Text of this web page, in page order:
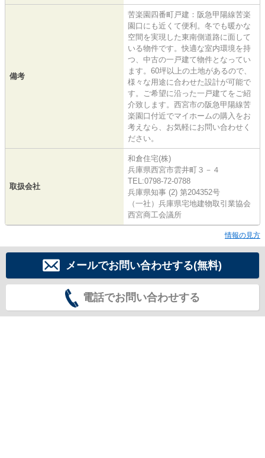
備考
苦楽園四番町戸建：阪急甲陽線苦楽
園口にも近くて便利。冬でも暖かな
空間を実現した東南側道路に面して
いる物件です。快適な室内環境を持
つ、中古の一戸建て物件となってい
ます。60坪以上の土地があるので、
様々な用途に合わせた設計が可能で
す。ご希望に沿った一戸建てをご紹
介致します。西宮市の阪急甲陽線苦
楽園口付近でマイホームの購入をお
考えなら、お気軽にお問い合わせく
ださい。
取扱会社
和倉住宅(株)
兵庫県西宮市雲井町３－４
TEL:0798-72-0788
兵庫県知事 (2) 第204352号
（一社）兵庫県宅地建物取引業協会
西宮商工会議所
情報の見方
メールでお問い合わせする(無料)
電話でお問い合わせする